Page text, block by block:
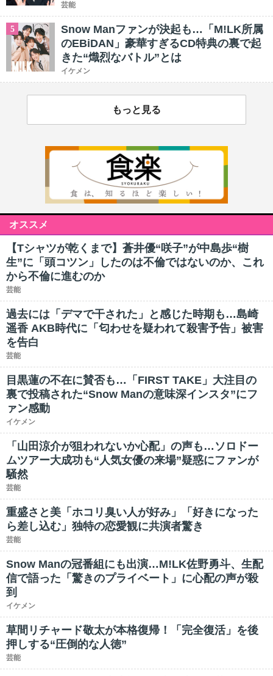
芸能
5
Snow Manファンが決起も…「M!LK所属
のEBiDAN」豪華すぎるCD特典の裏で起
きた“熾烈なバトル”とは
イケメン
もっと見る
オススメ
【Tシャツが乾くまで】蒼井優“咲子”が中島歩“樹
生”に「頭コツン」したのは不倫ではないのか、これ
から不倫に進むのか
芸能
過去には「デマで干された」と感じた時期も…島崎
遥香 AKB時代に「匂わせを疑われて殺害予告」被害
を告白
芸能
目黒蓮の不在に賛否も…「FIRST TAKE」大注目の
裏で投稿された“Snow Manの意味深インスタ”にフ
ァン感動
イケメン
「山田涼介が狙われないか心配」の声も…ソロドー
ムツアー大成功も“人気女優の来場”疑惑にファンが
騒然
芸能
重盛さと美「ホコリ臭い人が好み」「好きになった
ら差し込む」独特の恋愛観に共演者驚き
芸能
Snow Manの冠番組にも出演…M!LK佐野勇斗、生配
信で語った「驚きのプライベート」に心配の声が殺
到
イケメン
草間リチャード敬太が本格復帰！「完全復活」を後
押しする“圧倒的な人徳”
芸能